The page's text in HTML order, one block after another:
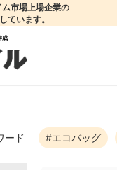
市場上場企業の
ています。
成
ード #エコバッグ